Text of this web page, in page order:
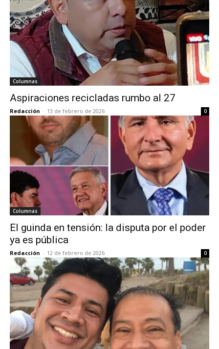
Columnas
Aspiraciones recicladas rumbo al 27
Redacción - 13 de febrero de 2026 0
Columnas
El guinda en tensión: la disputa por el poder
ya es pública
Redacción - 12 de febrero de 2026 0